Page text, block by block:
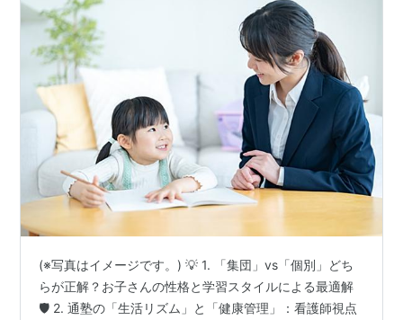
(※写真はイメージです。) 💡 1. 「集団」vs「個別」どち
らが正解？お子さんの性格と学習スタイルによる最適解
🛡️ 2. 通塾の「生活リズム」と「健康管理」：看護師視点